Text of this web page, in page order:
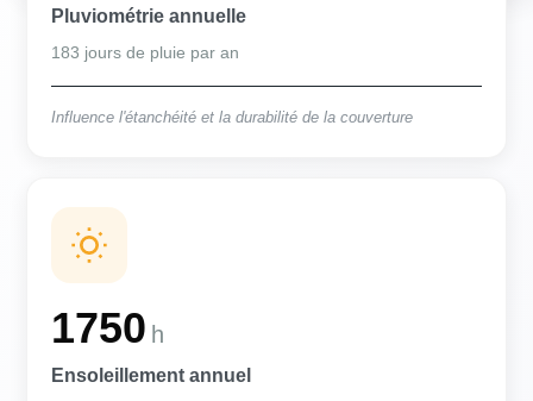
Pluviométrie annuelle
183 jours de pluie par an
Influence l'étanchéité et la durabilité de la couverture
1750 h
Ensoleillement annuel